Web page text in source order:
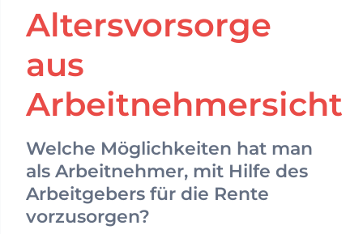
Altersvorsorge
aus
Arbeitnehmersicht
Welche Möglichkeiten hat man
als Arbeitnehmer, mit Hilfe des
Arbeitgebers für die Rente
vorzusorgen?